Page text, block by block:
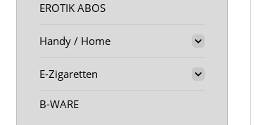
EROTIK ABOS
Handy / Home
E-Zigaretten
B-WARE